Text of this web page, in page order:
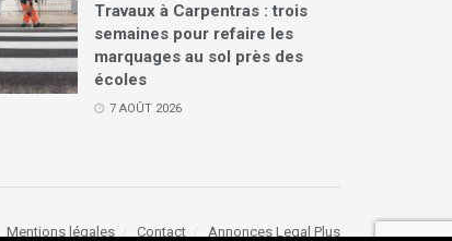
Travaux à Carpentras : trois
semaines pour refaire les
marquages au sol près des
écoles
7 AOÛT 2026
Mentions légales Contact Annonces Legal Plus